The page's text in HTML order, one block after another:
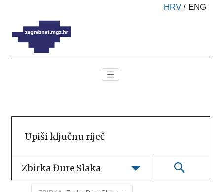
HRV / ENG
Zbirka Đure Slaka